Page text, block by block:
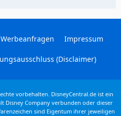
Impressum
(Disclaimer)
vorbehalten. DisneyCentral.de ist ein
Disney Company verbunden oder dieser
sind Eigentum ihrer jeweiligen